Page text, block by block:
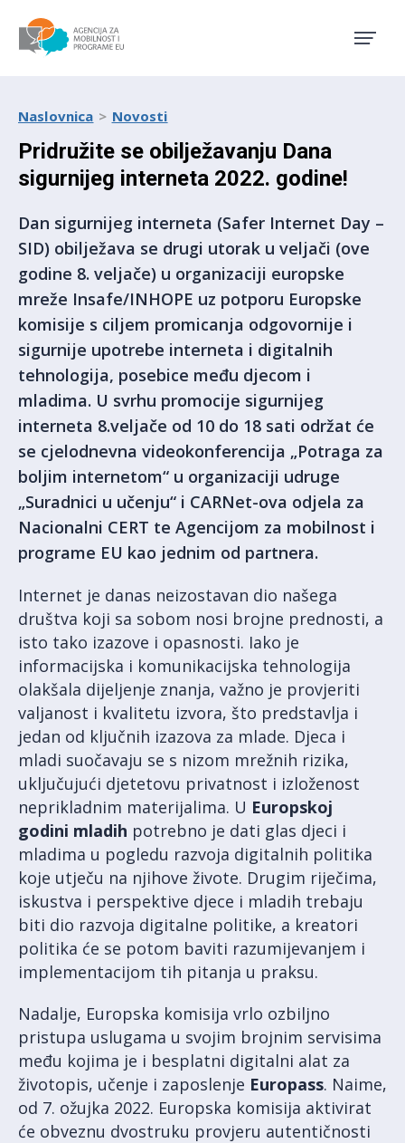
Naslovnica Novosti
Pridružite se obilježavanju Dana
sigurnijeg interneta 2022. godine!
Dan sigurnijeg interneta (Safer Internet Day –
SID) obilježava se drugi utorak u veljači (ove
godine 8. veljače) u organizaciji europske
mreže Insafe/INHOPE uz potporu Europske
komisije s ciljem promicanja odgovornije i
sigurnije upotrebe interneta i digitalnih
tehnologija, posebice među djecom i
mladima. U svrhu promocije sigurnijeg
interneta 8.veljače od 10 do 18 sati održat će
se cjelodnevna videokonferencija „Potraga za
boljim internetom“ u organizaciji udruge
„Suradnici u učenju“ i CARNet-ova odjela za
Nacionalni CERT te Agencijom za mobilnost i
programe EU kao jednim od partnera.
Internet je danas neizostavan dio našega
društva koji sa sobom nosi brojne prednosti, a
isto tako izazove i opasnosti. Iako je
informacijska i komunikacijska tehnologija
olakšala dijeljenje znanja, važno je provjeriti
valjanost i kvalitetu izvora, što predstavlja i
jedan od ključnih izazova za mlade. Djeca i
mladi suočavaju se s nizom mrežnih rizika,
uključujući djetetovu privatnost i izloženost
neprikladnim materijalima. U Europskoj
godini mladih potrebno je dati glas djeci i
mladima u pogledu razvoja digitalnih politika
koje utječu na njihove živote. Drugim riječima,
iskustva i perspektive djece i mladih trebaju
biti dio razvoja digitalne politike, a kreatori
politika će se potom baviti razumijevanjem i
implementacijom tih pitanja u praksu.
Nadalje, Europska komisija vrlo ozbiljno
pristupa uslugama u svojim brojnim servisima
među kojima je i besplatni digitalni alat za
životopis, učenje i zaposlenje Europass. Naime,
od 7. ožujka 2022. Europska komisija aktivirat
će obveznu dvostruku provjeru autentičnosti